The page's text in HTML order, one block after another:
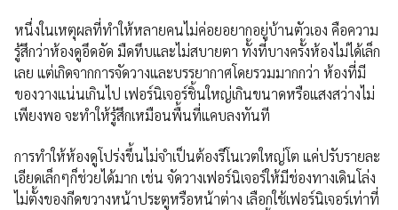
หนึ่งในเหตุผลที่ทำให้หลายคนไม่ค่อยอยากอยู่บ้านตัวเอง คือความ
รู้สึกว่าห้องดูอึดอัด มืดทึบและไม่สบายตา ทั้งที่บางครั้งห้องไม่ได้เล็ก
เลย แต่เกิดจากการจัดวางและบรรยากาศโดยรวมมากกว่า ห้องที่มี
ของวางแน่นเกินไป เฟอร์นิเจอร์ชิ้นใหญ่เกินขนาดหรือแสงสว่างไม่
เพียงพอ จะทำให้รู้สึกเหมือนพื้นที่แคบลงทันที
การทำให้ห้องดูโปร่งขึ้นไม่จำเป็นต้องรีโนเวตใหญ่โต แค่ปรับรายละ
เอียดเล็กๆก็ช่วยได้มาก เช่น จัดวางเฟอร์นิเจอร์ให้มีช่องทางเดินโล่ง
ไม่ตั้งของกีดขวางหน้าประตูหรือหน้าต่าง เลือกใช้เฟอร์นิเจอร์เท่าที่